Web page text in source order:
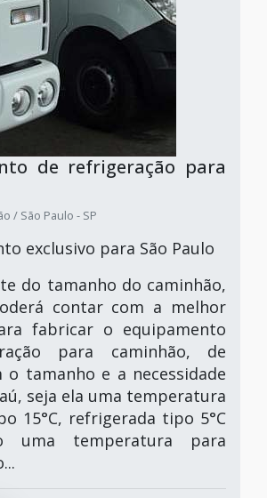
de refrigeração para
/ São Paulo - SP
exclusivo para São Paulo
do tamanho do caminhão,
contar com a melhor
fabricar o equipamento
para caminhão, de
o tamanho e a necessidade
seja ela uma temperatura
15°C, refrigerada tipo 5°C
uma temperatura para